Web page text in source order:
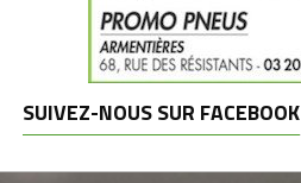
SUIVEZ-NOUS SUR FACEBOOK